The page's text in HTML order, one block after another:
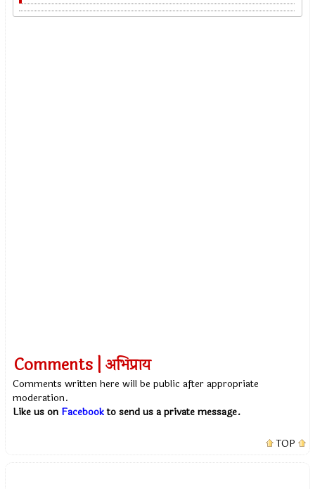
Comments | अभिप्राय
Comments written here will be public after appropriate
moderation.
Like us on Facebookto send us a private message.
TOP